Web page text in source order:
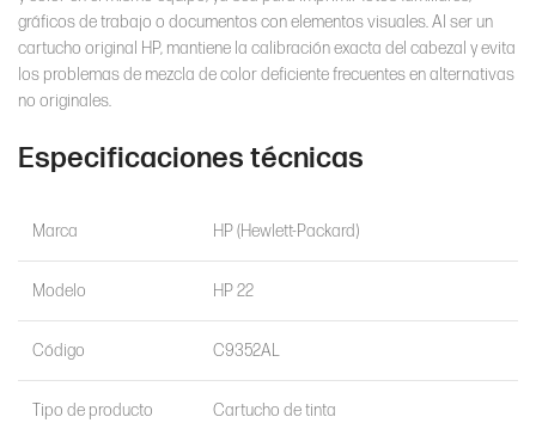
gráficos de trabajo o documentos con elementos visuales. Al ser un
cartucho original HP, mantiene la calibración exacta del cabezal y evita
los problemas de mezcla de color deficiente frecuentes en alternativas
no originales.
Especificaciones técnicas
Marca HP (Hewlett-Packard)
Modelo HP 22
Código C9352AL
Tipo de producto Cartucho de tinta